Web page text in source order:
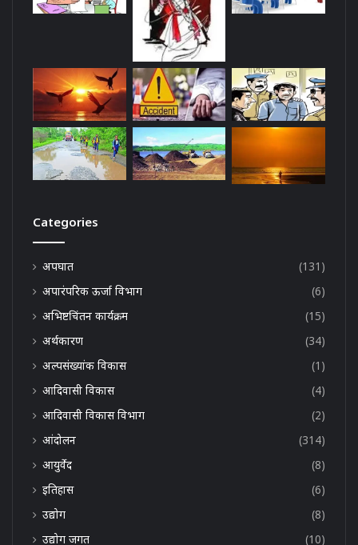
Categories
अपघात
(131)
अपारंपरिक ऊर्जा विभाग
(6)
अभिष्टचिंतन कार्यक्रम
(15)
अर्थकारण
(34)
अल्पसंख्यांक विकास
(1)
आदिवासी विकास
(4)
आदिवासी विकास विभाग
(2)
आंदोलन
(314)
आयुर्वेद
(8)
इतिहास
(6)
उद्योग
(8)
उद्योग जगत
(10)